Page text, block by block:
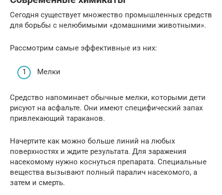
Сегодня существует множество промышленных средств
для борьбы с нелюбимыми «домашними животными».
Рассмотрим самые эффективные из них:
Мелки
Средство напоминает обычные мелки, которыми дети
рисуют на асфальте. Они имеют специфический запах
привлекающий тараканов.
Начертите как можно больше линий на любых
поверхностях и ждите результата. Для заражения
насекомому нужно коснуться препарата. Специальные
вещества вызывают полный паралич насекомого, а
затем и смерть.